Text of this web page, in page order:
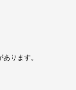
ります。